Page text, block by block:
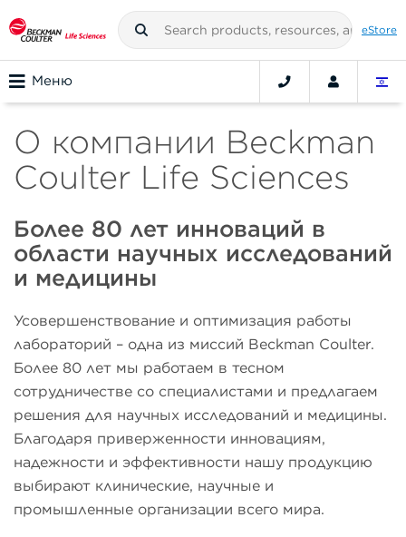
eStore
Меню
О компании Beckman
Coulter Life Sciences
Более 80 лет инноваций в
области научных исследований
и медицины
Усовершенствование и оптимизация работы
лабораторий – одна из миссий Beckman Coulter.
Более 80 лет мы работаем в тесном
сотрудничестве со специалистами и предлагаем
решения для научных исследований и медицины.
Благодаря приверженности инновациям,
надежности и эффективности нашу продукцию
выбирают клинические, научные и
промышленные организации всего мира.